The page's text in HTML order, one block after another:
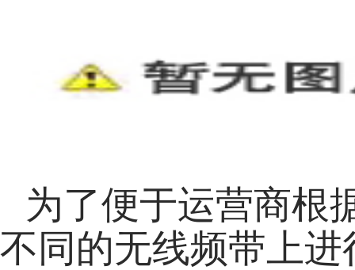
为了便于运营商根
不同的无线频带上进